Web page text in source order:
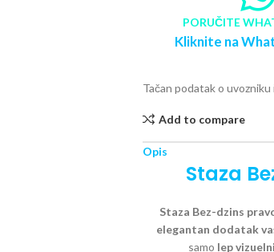
PORUČITE
Kliknite na
Tačan podatak o
Add to compare
Opis
Staza
Staza Bez-dzins
elegantan dodatak
samo lep